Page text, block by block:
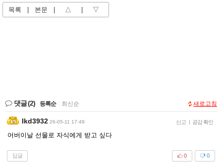
목록 | 본문 | △ | ▽
댓글(2) 등록순 최신순 새로고침
Ikd3932 26-05-11 17:49 신고 | 공감 확인
어버이날 선물로 자식에게 받고 싶다
답글 0
0